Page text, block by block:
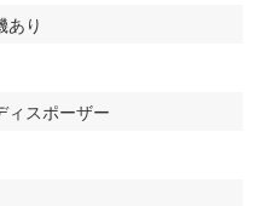
あり
ィスポーザー